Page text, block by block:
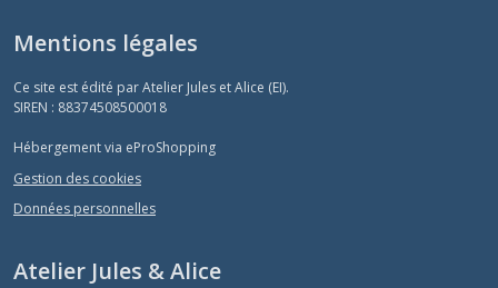
Mentions légales
Ce site est édité par Atelier Jules et Alice (EI).
SIREN : 88374508500018
Hébergement via eProShopping
Gestion des cookies
Données personnelles
Atelier Jules & Alice